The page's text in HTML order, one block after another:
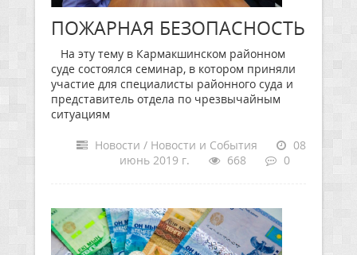
ПОЖАРНАЯ БЕЗОПАСНОСТЬ
На эту тему в Кармакшинском районном
суде состоялся семинар, в котором приняли
участие для специалисты районного суда и
представитель отдела по чрезвычайным
ситуациям
Новости / Новости и События
08
июнь 2019 г.
668 0